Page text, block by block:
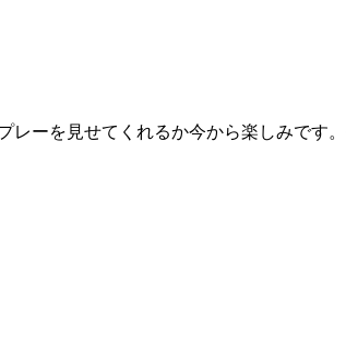
ーを見せてくれるか今から楽しみです